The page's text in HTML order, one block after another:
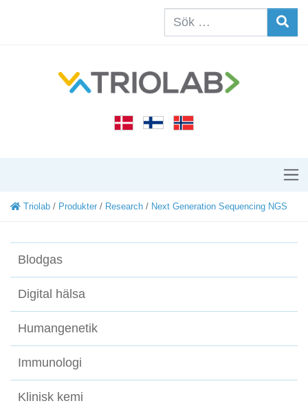
Triolab / Produkter / Research / Next Generation Sequencing NGS
Blodgas
Digital hälsa
Humangenetik
Immunologi
Klinisk kemi